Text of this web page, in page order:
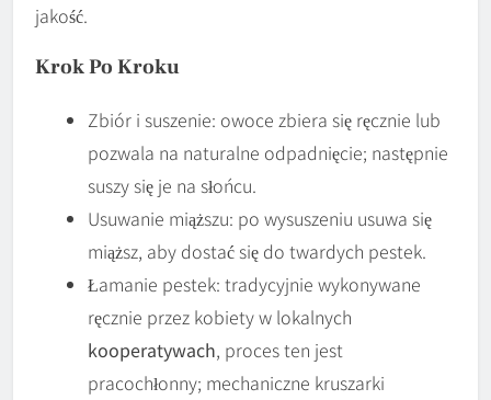
jakość.
Krok Po Kroku
Zbiór i suszenie: owoce zbiera się ręcznie lub
pozwala na naturalne odpadnięcie; następnie
suszy się je na słońcu.
Usuwanie miąższu: po wysuszeniu usuwa się
miąższ, aby dostać się do twardych pestek.
Łamanie pestek: tradycyjnie wykonywane
ręcznie przez kobiety w lokalnych
kooperatywach, proces ten jest
pracochłonny; mechaniczne kruszarki